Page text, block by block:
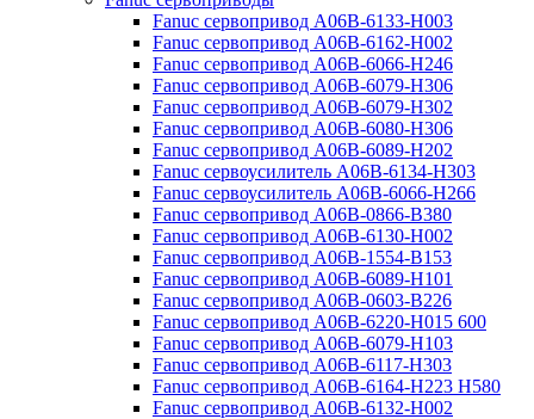
Fanuc сервопривод A06B-6133-H003
Fanuc сервопривод A06B-6162-H002
Fanuc сервопривод A06B-6066-H246
Fanuc сервопривод A06B-6079-H306
Fanuc сервопривод A06B-6079-H302
Fanuc сервопривод A06B-6080-H306
Fanuc сервопривод A06B-6089-H202
Fanuc сервоусилитель A06B-6134-H303
Fanuc сервоусилитель A06B-6066-H266
Fanuc сервопривод A06B-0866-B380
Fanuc сервопривод A06B-6130-H002
Fanuc сервопривод A06B-1554-B153
Fanuc сервопривод A06B-6089-H101
Fanuc сервопривод A06B-0603-B226
Fanuc сервопривод A06B-6220-H015 600
Fanuc сервопривод A06B-6079-H103
Fanuc сервопривод A06B-6117-H303
Fanuc сервопривод A06B-6164-H223 H580
Fanuc сервопривод A06B-6132-H002